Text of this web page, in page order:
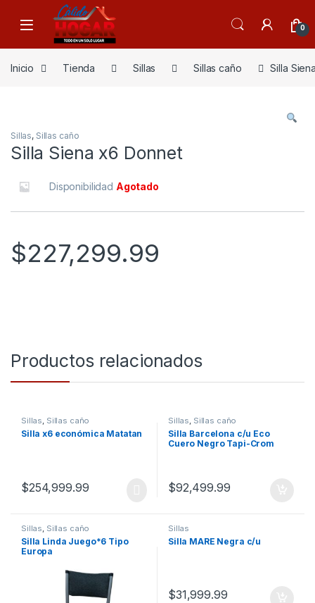
Skip to navigation
Skip to content
0
Inicio Tienda Sillas Sillas caño Silla
Sillas, Sillas caño
Silla Siena x6 Donnet
Disponibilidad Agotado
$227,299.99
Productos relacionados
Sillas, Sillas caño
Silla x6 económica Matatan
$254,999.99
Sillas, Sillas caño
Silla Barcelona c/u Eco
Cuero Negro Tapi-Crom
$92,499.99
Sillas, Sillas caño
Silla Linda Juego*6 Tipo
Europa
Sillas
Silla MARE Negra c/u
$31,999.99